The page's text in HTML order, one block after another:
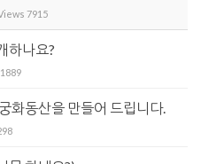
7915
하나요?
1889
화동산을 만들어 드립니다.